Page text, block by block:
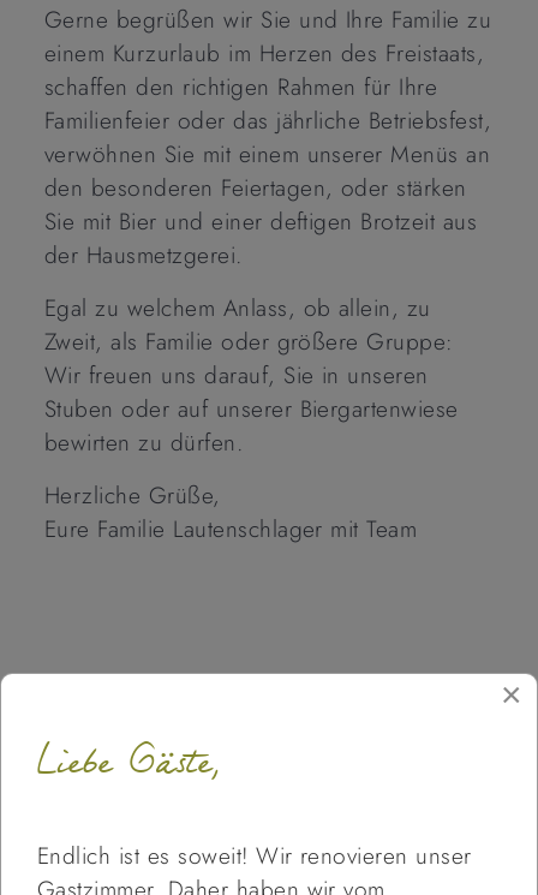
Gerne begrüßen wir Sie und Ihre Familie zu
einem Kurzurlaub im Herzen des Freistaats,
schaffen den richtigen Rahmen für Ihre
Familienfeier oder das jährliche Betriebsfest,
verwöhnen Sie mit einem unserer Menüs an
den besonderen Feiertagen, oder stärken
Sie mit Bier und einer deftigen Brotzeit aus
der Hausmetzgerei.
Egal zu welchem Anlass, ob allein, zu
Zweit, als Familie oder größere Gruppe:
Wir freuen uns darauf, Sie in unseren
Stuben oder auf unserer Biergartenwiese
bewirten zu dürfen.
Herzliche Grüße,
Eure Familie Lautenschlager mit Team
×
Liebe Gäste,
Endlich ist es soweit! Wir renovieren unser